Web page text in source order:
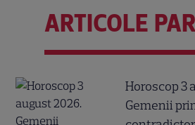
ARTICOLE
Horoscop 3
Gemenii